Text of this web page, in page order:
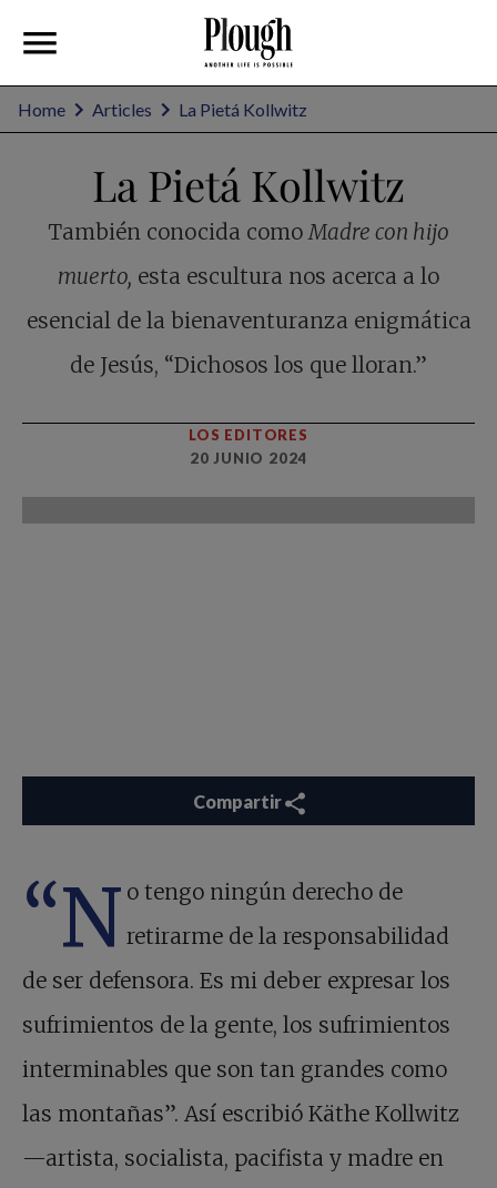
Home Articles La Pietá Kollwitz
La Pietá Kollwitz
También conocida comoMadre con hijo
muerto, esta escultura nos acerca a lo
esencial de la bienaventuranza enigmática
de Jesús, “Dichosos los que lloran.”
LOS EDITORES
20 JUNIO 2024
Compartir
“N o tengo ningún derecho de
retirarme de la responsabilidad
de ser defensora. Es mi deber expresar los
sufrimientos de la gente, los sufrimientos
interminables que son tan grandes como
las montañas”. Así escribió Käthe Kollwitz
—artista, socialista, pacifista y madre en